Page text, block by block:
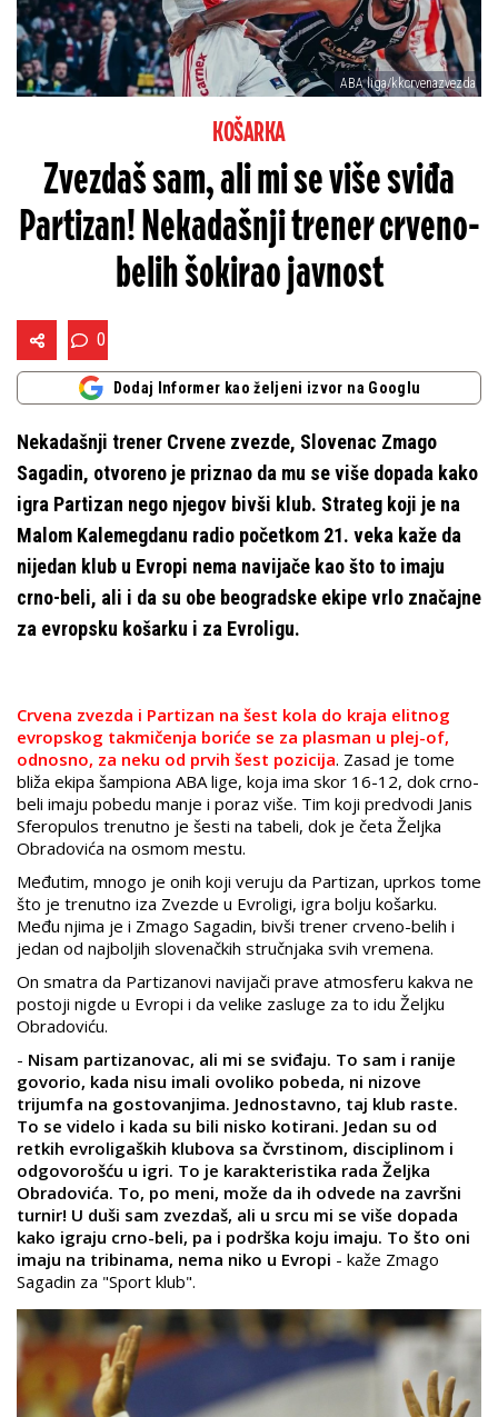
ABA liga/kkcrvenazvezda
KOŠARKA
Zvezdaš sam, ali mi se više sviđa
Partizan! Nekadašnji trener crveno-
belih šokirao javnost
0
Dodaj Informer kao željeni izvor na Googlu
Nekadašnji trener Crvene zvezde, Slovenac Zmago
Sagadin, otvoreno je priznao da mu se više dopada kako
igra Partizan nego njegov bivši klub. Strateg koji je na
Malom Kalemegdanu radio početkom 21. veka kaže da
nijedan klub u Evropi nema navijače kao što to imaju
crno-beli, ali i da su obe beogradske ekipe vrlo značajne
za evropsku košarku i za Evroligu.
Crvena zvezda i Partizan na šest kola do kraja elitnog
evropskog takmičenja boriće se za plasman u plej-of,
odnosno, za neku od prvih šest pozicija. Zasad je tome
bliža ekipa šampiona ABA lige, koja ima skor 16-12, dok crno-
beli imaju pobedu manje i poraz više. Tim koji predvodi Janis
Sferopulos trenutno je šesti na tabeli, dok je četa Željka
Obradovića na osmom mestu.
Međutim, mnogo je onih koji veruju da Partizan, uprkos tome
što je trenutno iza Zvezde u Evroligi, igra bolju košarku.
Među njima je i Zmago Sagadin, bivši trener crveno-belih i
jedan od najboljih slovenačkih stručnjaka svih vremena.
On smatra da Partizanovi navijači prave atmosferu kakva ne
postoji nigde u Evropi i da velike zasluge za to idu Željku
Obradoviću.
- Nisam partizanovac, ali mi se sviđaju. To sam i ranije
govorio, kada nisu imali ovoliko pobeda, ni nizove
trijumfa na gostovanjima. Jednostavno, taj klub raste.
To se videlo i kada su bili nisko kotirani. Jedan su od
retkih evroligaških klubova sa čvrstinom, disciplinom i
odgovorošću u igri. To je karakteristika rada Željka
Obradovića. To, po meni, može da ih odvede na završni
turnir! U duši sam zvezdaš, ali u srcu mi se više dopada
kako igraju crno-beli, pa i podrška koju imaju. To što oni
imaju na tribinama, nema niko u Evropi - kaže Zmago
Sagadin za "Sport klub".